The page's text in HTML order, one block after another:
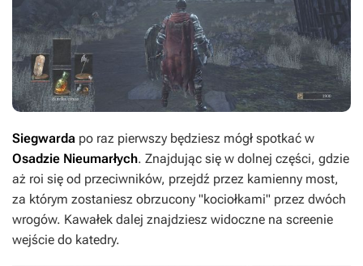
Siegwarda po raz pierwszy będziesz mógł spotkać w
Osadzie Nieumarłych. Znajdując się w dolnej części, gdzie
aż roi się od przeciwników, przejdź przez kamienny most,
za którym zostaniesz obrzucony "kociołkami" przez dwóch
wrogów. Kawałek dalej znajdziesz widoczne na screenie
wejście do katedry.